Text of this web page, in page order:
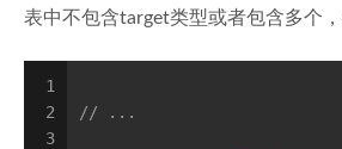
表中不包含target类型或者包含多个，
1
2
3
// ...